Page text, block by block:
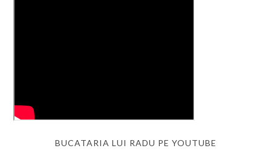
BUCATARIA LUI RADU PE YOUTUBE